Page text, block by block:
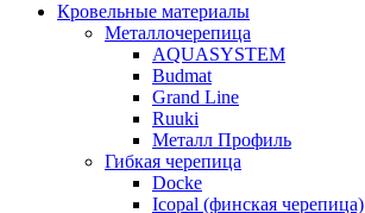
Кровельные материалы
Металлочерепица
AQUASYSTEM
Budmat
Grand Line
Ruuki
Металл Профиль
Гибкая черепица
Docke
Icopal (финская черепица)